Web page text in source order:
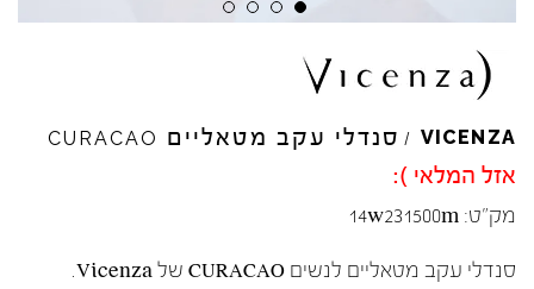
VICENZA
/ סנדלי עקב מטאליים CURACAO
אזל המלאי ):
מק"ט: 14w231500m
סנדלי עקב מטאליים לנשים CURACAO של Vicenza.